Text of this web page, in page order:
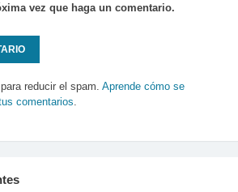
vez que haga un comentario.
reducir el spam. Aprende cómo se
comentarios.